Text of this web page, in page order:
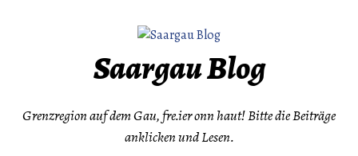
Saargau Blog
Grenzregion auf dem Gau, fre.ier onn haut! Bitte die Beiträge
anklicken und Lesen.